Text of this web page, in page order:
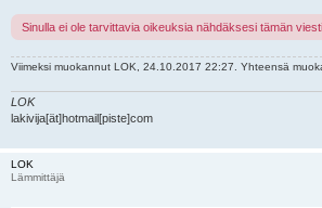
Sinulla ei ole tarvittavia oikeuksia nähdäksesi tämän
Viimeksi muokannut LOK , 24.10.2017 22:27. Yhteensä
LOK
lakivija[ät]hotmail[piste]com
LOK
Lämmittäjä